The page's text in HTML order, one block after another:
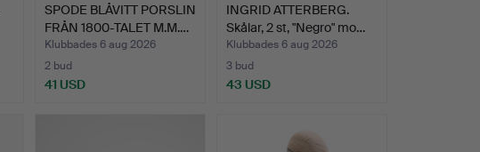
SPODE BLÅVITT PORSLIN
FRÅN 1800-TALET M.M.…
Klubbades 6 aug 2026
2 bud
41 USD
INGRID ATTERBERG.
Skålar, 2 st, "Negro" mo…
Klubbades 6 aug 2026
3 bud
43 USD